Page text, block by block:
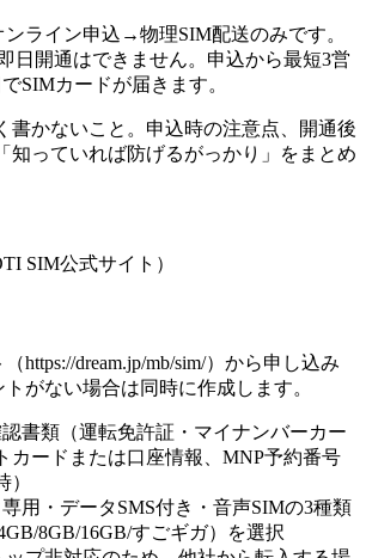
ライン申込→物理SIM配送のみです。
日開通はできません。申込から最短3営
SIMカードが届きます。
書かないこと。申込時の注意点、開通後
知っていれば防げるがっかり」をまとめ
SIM公式サイト）
https://dream.jp/mb/sim/）から申し込み
がない場合は同時に作成します。
書類（運転免許証・マイナンバーカー
カードまたは口座情報、MNP予約番号
）
用・データSMS付き・音声SIMの3種類
8GB/16GB/すごギガ）を選択